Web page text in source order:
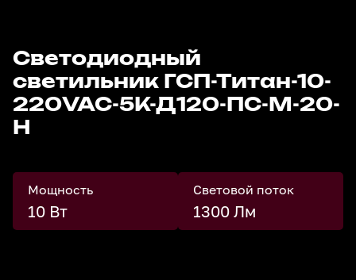
Светодиодный
светильник ГСП-Титан-10-
220VAC-5К-Д120-ПС-М-20-
Н
Мощность
10 Вт
Световой поток
1300 Лм